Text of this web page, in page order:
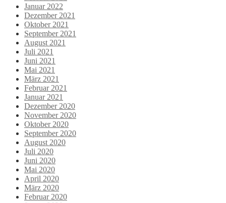
Januar 2022
Dezember 2021
Oktober 2021
September 2021
August 2021
Juli 2021
Juni 2021
Mai 2021
März 2021
Februar 2021
Januar 2021
Dezember 2020
November 2020
Oktober 2020
September 2020
August 2020
Juli 2020
Juni 2020
Mai 2020
April 2020
März 2020
Februar 2020